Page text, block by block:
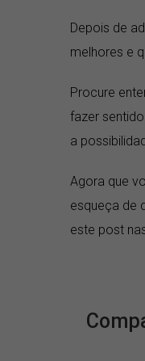
Depois de
melhores e
Procure
fazer
a
Agora que
esqueça de
este post